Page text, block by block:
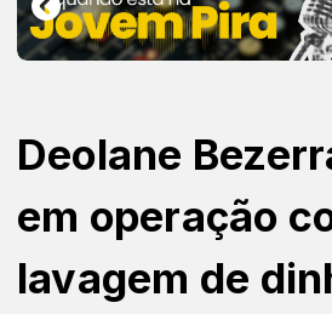
Deolane
em operação
lavagem de